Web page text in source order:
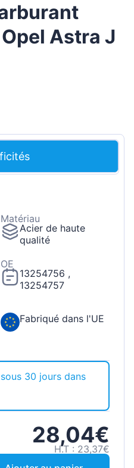
Astra J
Matériau
Acier de haute
qualité
OE
13254756 ,
13254757
Fabriqué dans l'UE
30 jours dans
28,04€
H.T : 23,37€